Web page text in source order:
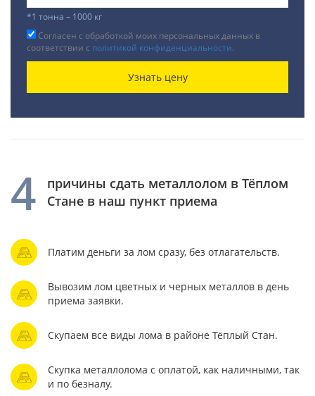
*1 тонна – 1000 кг
Согласен с обработкой моих персональных данных в
соответствии с политикой конфиденциальности.
Узнать цену
4
причины сдать металлолом в Тёплом
Стане в наш пункт приема
Платим деньги за лом сразу, без отлагательств.
Вывозим лом цветных и черных металлов в день
приема заявки.
Скупаем все виды лома в районе Тёплый Стан.
Скупка металлолома с оплатой, как наличными, так
и по безналу.